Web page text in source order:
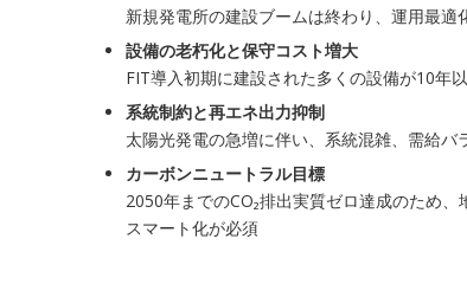
新規発電所の建設ブームは終わり、運用最適
設備の老朽化と保守コスト増大
FIT導入初期に建設された多くの設備が10年
系統制約と再エネ出力抑制
太陽光発電の急増に伴い、系統混雑、需給バ
カーボンニュートラル目標
2050年までのCO₂排出実質ゼロ達成のため
スマート化が必須